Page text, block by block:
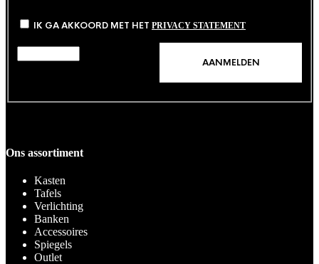
IK GA AKKOORD MET HET PRIVACY STATEMENT
Ons assortiment
Kasten
Tafels
Verlichting
Banken
Accessoires
Spiegels
Outlet